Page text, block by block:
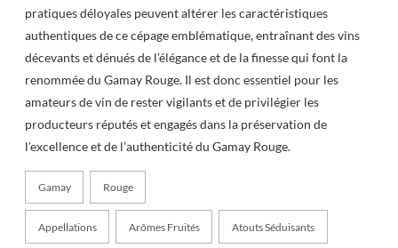
pratiques déloyales peuvent altérer les caractéristiques
authentiques de ce cépage emblématique, entraînant des vins
décevants et dénués de l’élégance et de la finesse qui font la
renommée du Gamay Rouge. Il est donc essentiel pour les
amateurs de vin de rester vigilants et de privilégier les
producteurs réputés et engagés dans la préservation de
l’excellence et de l’authenticité du Gamay Rouge.
Gamay Rouge
Appellations Arômes Fruités Atouts Séduisants